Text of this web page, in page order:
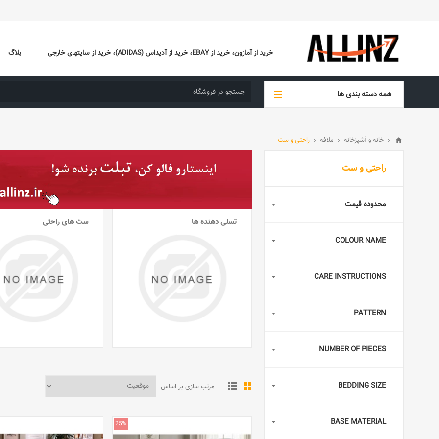
خرید از آمازون، خرید از EBAY، خرید از آدیداس (ADIDAS)، خرید از سایتهای خارجی بلاگ
همه دسته بندی ها
خانه و آشپزخانه ملافه راحتی و ست
تسلی دهنده ها ست های راحتی
مرتب سازی بر اساس
25%
راحتی و ست
محدوده قیمت
COLOUR NAME
CARE INSTRUCTIONS
PATTERN
NUMBER OF PIECES
BEDDING SIZE
BASE MATERIAL